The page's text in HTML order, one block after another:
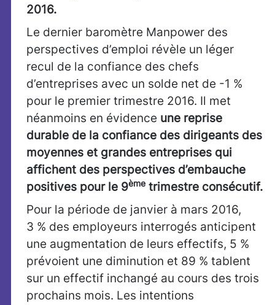
2016.
Le dernier baromètre Manpower des
perspectives d’emploi révèle un léger
recul de la confiance des chefs
d’entreprises avec un solde net de -1 %
pour le premier trimestre 2016. Il met
néanmoins en évidence une reprise
durable de la confiance des dirigeants des
moyennes et grandes entreprises qui
affichent des perspectives d’embauche
positives pour le 9ème trimestre consécutif.
Pour la période de janvier à mars 2016,
3 % des employeurs interrogés anticipent
une augmentation de leurs effectifs, 5 %
prévoient une diminution et 89 % tablent
sur un effectif inchangé au cours des trois
prochains mois. Les intentions